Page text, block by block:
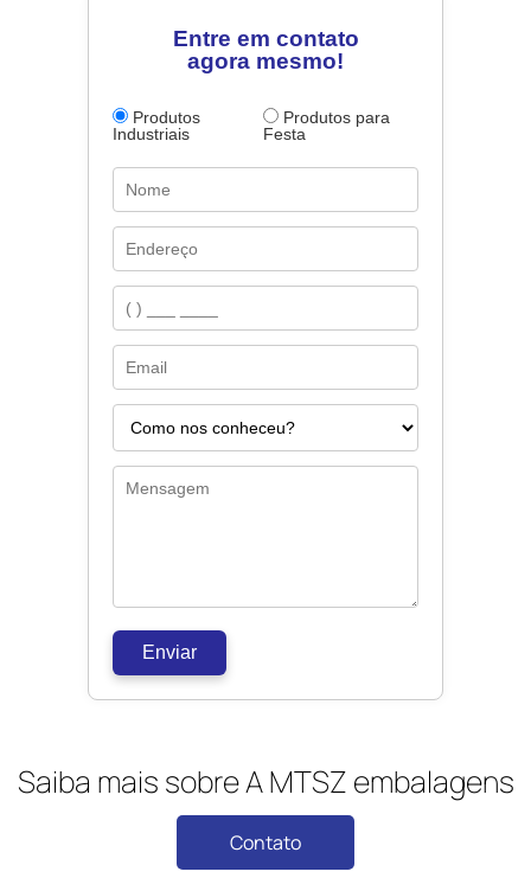
Entre em contato
agora mesmo!
Produtos
Industriais
Produtos para
Festa
Enviar
Saiba mais sobre A MTSZ embalagens
Contato